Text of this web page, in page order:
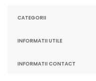
CATEGORII
INFORMATII UTILE
INFORMATII CONTACT